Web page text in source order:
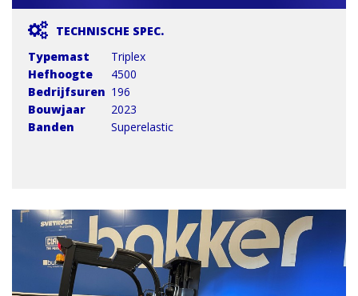
TECHNISCHE SPEC.
Typemast
Triplex
Hefhoogte
4500
Bedrijfsuren 196
Bouwjaar
2023
Banden
Superelastic